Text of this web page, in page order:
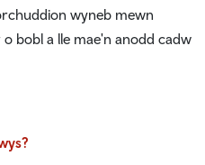
wyneb mewn
bobl a lle mae'n anodd cadw